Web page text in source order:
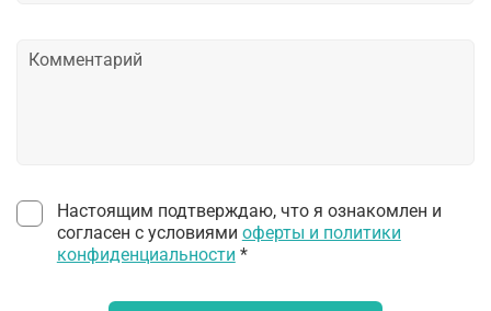
Настоящим подтверждаю, что я ознакомлен и
согласен с условиями оферты и политики
конфиденциальности *